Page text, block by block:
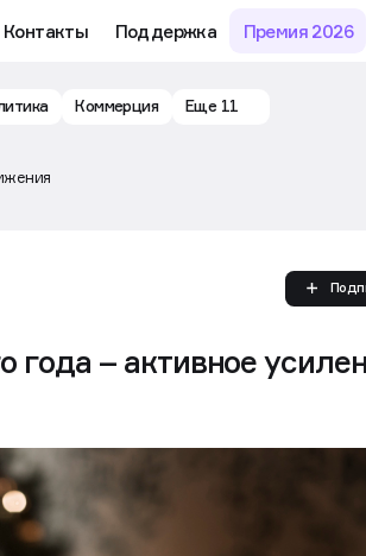
Контакты Поддержка Премия 2026
Коммерция Еще 11
– активное